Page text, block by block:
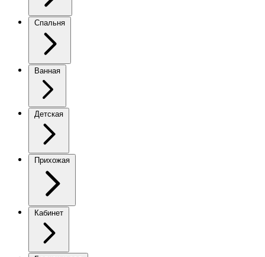
Спальня
Ванная
Детская
Прихожая
Кабинет